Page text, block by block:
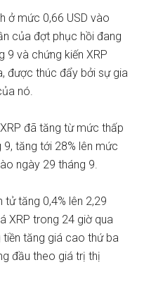
ở mức 0,66 USD vào
của đợt phục hồi đang
9 và chứng kiến ​​XRP
được thúc đẩy bởi sự gia
nó.
đã tăng từ mức thấp
tăng tới 28% lên mức
ngày 29 tháng 9.
tử tăng 0,4% lên 2,29
XRP trong 24 giờ qua
tiền tăng giá cao thứ ba
đầu theo giá trị thị